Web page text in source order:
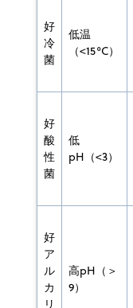
好
冷
菌
低温
（<15°C）
好
酸
性
菌
低
pH（<3）
好
ア
ル
カ
リ
高pH（＞
9）